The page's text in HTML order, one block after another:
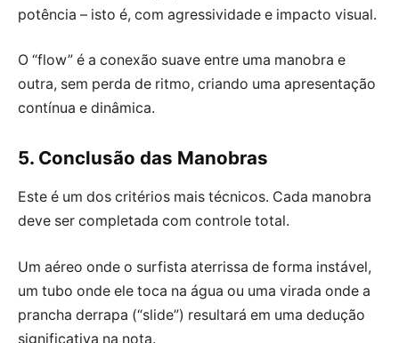
potência – isto é, com agressividade e impacto visual.
O “flow” é a conexão suave entre uma manobra e
outra, sem perda de ritmo, criando uma apresentação
contínua e dinâmica.
5. Conclusão das Manobras
Este é um dos critérios mais técnicos. Cada manobra
deve ser completada com controle total.
Um aéreo onde o surfista aterrissa de forma instável,
um tubo onde ele toca na água ou uma virada onde a
prancha derrapa (“slide”) resultará em uma dedução
significativa na nota.